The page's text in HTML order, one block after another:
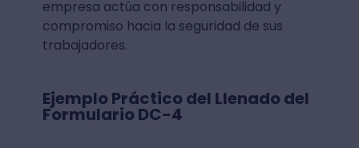
empresa actúa con responsabilidad y
compromiso hacia la seguridad de sus
trabajadores.
Ejemplo Práctico del Llenado del
Formulario DC-4